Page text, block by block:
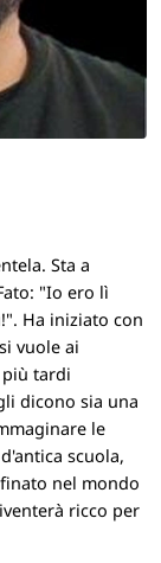
Sta a
"Io ero lì
Ha iniziato con
vuole ai
tardi
dicono sia una
le
scuola,
nel mondo
ricco per